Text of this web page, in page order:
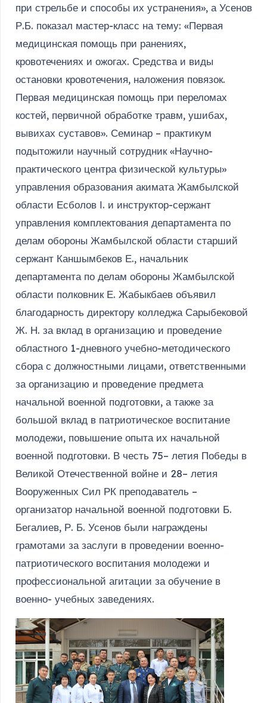
при стрельбе и способы их устранения», а Усенов
Р.Б. показал мастер-класс на тему: «Первая
медицинская помощь при ранениях,
кровотечениях и ожогах. Средства и виды
остановки кровотечения, наложения повязок.
Первая медицинская помощь при переломах
костей, первичной обработке травм, ушибах,
вывихах суставов». Семинар – практикум
подытожили научный сотрудник «Научно-
практического центра физической культуры»
управления образования акимата Жамбылской
области Есболов І. и инструктор-сержант
управления комплектования департамента по
делам обороны Жамбылской области старший
сержант Каншымбеков Е., начальник
департамента по делам обороны Жамбылской
области полковник Е. Жабыкбаев объявил
благодарность директору колледжа Сарыбековой
Ж. Н. за вклад в организацию и проведение
областного 1-дневного учебно-методического
сбора с должностными лицами, ответственными
за организацию и проведение предмета
начальной военной подготовки, а также за
большой вклад в патриотическое воспитание
молодежи, повышение опыта их начальной
военной подготовки. В честь 75– летия Победы в
Великой Отечественной войне и 28– летия
Вооруженных Сил РК преподаватель –
организатор начальной военной подготовки Б.
Бегалиев, Р. Б. Усенов были награждены
грамотами за заслуги в проведении военно-
патриотического воспитания молодежи и
профессиональной агитации за обучение в
военно- учебных заведениях.